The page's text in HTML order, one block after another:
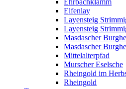
Ehrbachklamm
Elfenlay
Layensteig
Layensteig
Masdascher
Masdascher
Mittelalterpfad
Murscher Eselsche
Rheingold im
Rheingold